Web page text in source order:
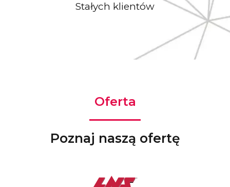
Stałych klientów
Oferta
Poznaj naszą ofertę